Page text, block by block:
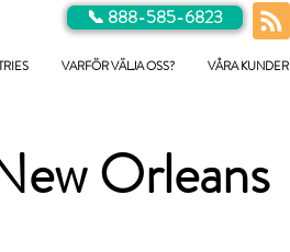
📞 888-585-6823
VARFÖR VÄLJA OSS? VÅRA KUNDER
Orleans